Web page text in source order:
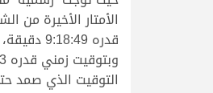
الأمتار الأخيرة
قدره
التوقيت الذي صمد